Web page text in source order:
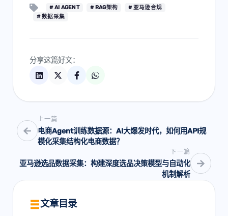
# AI AGENT # RAG架构
# 亚马逊合规
# 数据采集
分享这篇好文：
上一篇
电商Agent训练数据源：AI大爆发时代，如何用API规
模化采集结构化电商数据？
下一篇
亚马逊选品数据采集：构建深度选品决策模型与自动化
机制解析
文章目录